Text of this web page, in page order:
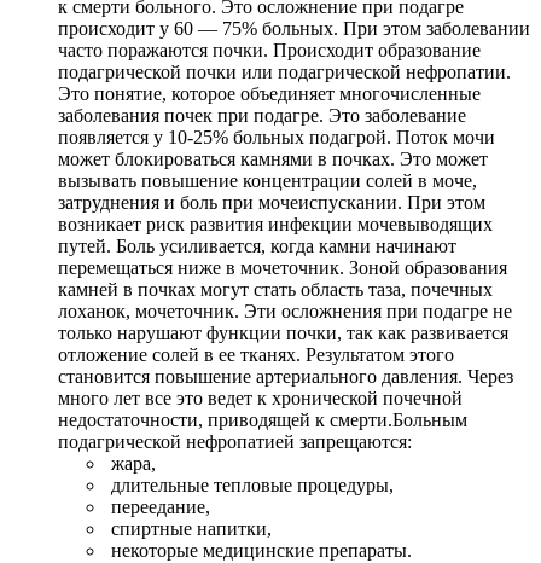
к смерти больного. Это осложнение при подагре
происходит у 60 — 75% больных. При этом заболевании
часто поражаются почки. Происходит образование
подагрической почки или подагрической нефропатии.
Это понятие, которое объединяет многочисленные
заболевания почек при подагре. Это заболевание
появляется у 10-25% больных подагрой. Поток мочи
может блокироваться камнями в почках. Это может
вызывать повышение концентрации солей в моче,
затруднения и боль при мочеиспускании. При этом
возникает риск развития инфекции мочевыводящих
путей. Боль усиливается, когда камни начинают
перемещаться ниже в мочеточник. Зоной образования
камней в почках могут стать область таза, почечных
лоханок, мочеточник. Эти осложнения при подагре не
только нарушают функции почки, так как развивается
отложение солей в ее тканях. Результатом этого
становится повышение артериального давления. Через
много лет все это ведет к хронической почечной
недостаточности, приводящей к смерти.Больным
подагрической нефропатией запрещаются:
жара,
длительные тепловые процедуры,
переедание,
спиртные напитки,
некоторые медицинские препараты.